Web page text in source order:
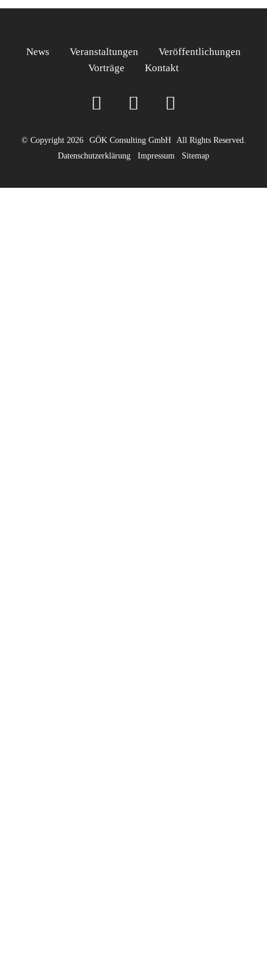
News Veranstaltungen
Veröffentlichungen
Vorträge
Kontakt
© Copyright 2026 GÖK Consulting GmbH
All Rights Reserved.
Datenschutzerklärung
Impressum Sitemap